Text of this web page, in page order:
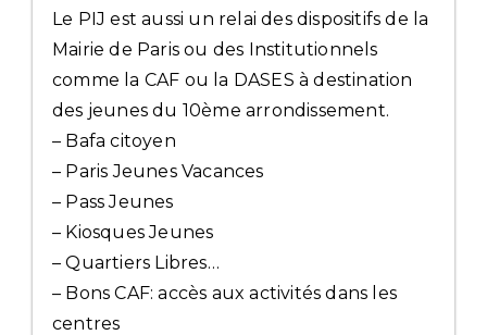
Le PIJ est aussi un relai des dispositifs de la
Mairie de Paris ou des Institutionnels
comme la CAF ou la DASES à destination
des jeunes du 10ème arrondissement.
– Bafa citoyen
– Paris Jeunes Vacances
– Pass Jeunes
– Kiosques Jeunes
– Quartiers Libres…
– Bons CAF: accès aux activités dans les
centres